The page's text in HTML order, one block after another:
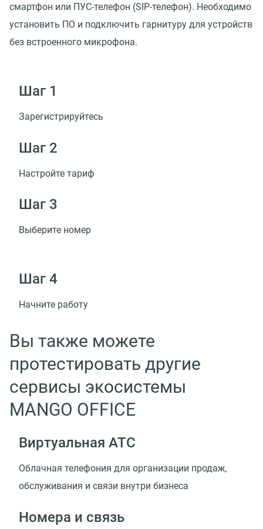
смартфон или ПУС-телефон (SIP-телефон). Необходимо
установить ПО и подключить гарнитуру для устройств
без встроенного микрофона.
Шаг 1
Зарегистрируйтесь
Шаг 2
Настройте тариф
Шаг 3
Выберите номер
Шаг 4
Начните работу
Вы также можете
протестировать другие
сервисы экосистемы
MANGO OFFICE
Виртуальная АТС
Облачная телефония для организации продаж,
обслуживания и связи внутри бизнеса
Номера и связь